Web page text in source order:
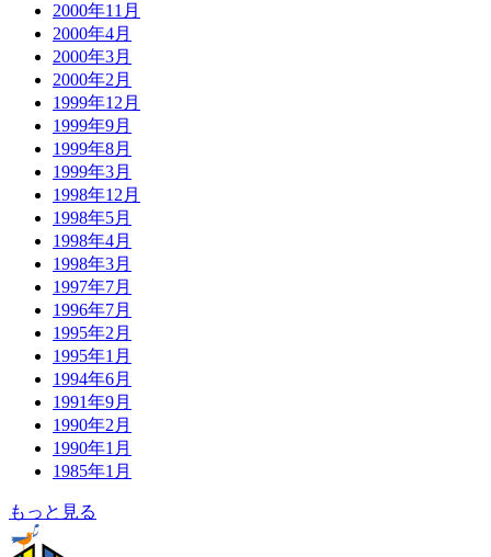
2000年11月
2000年4月
2000年3月
2000年2月
1999年12月
1999年9月
1999年8月
1999年3月
1998年12月
1998年5月
1998年4月
1998年3月
1997年7月
1996年7月
1995年2月
1995年1月
1994年6月
1991年9月
1990年2月
1990年1月
1985年1月
もっと見る